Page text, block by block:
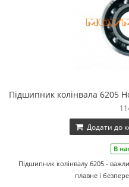
Підшипник колінвала 6205
Додати до
В
Підшипник колінвалу 6205 -
плавне і